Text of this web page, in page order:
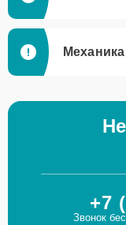
Механика
+7
Звонок